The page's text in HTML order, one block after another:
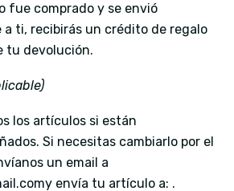
fue comprado y se envió
ti, recibirás un crédito de regalo
tu devolución.
los artículos si están
Si necesitas cambiarlo por el
un email a
envía tu artículo a: .